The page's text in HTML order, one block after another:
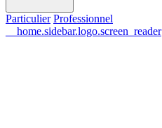
Particulier Professionnel
__home.sidebar.logo.screen_reader